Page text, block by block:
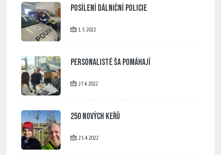
Posílení dálniční policie
1. 5. 2022
Personalisté ŠA pomáhají
27. 4. 2022
250 nových keřů
23. 4. 2022